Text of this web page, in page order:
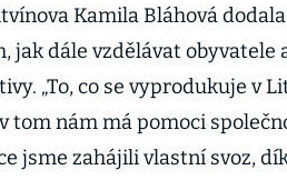
Kamila Bláhová
jak dále vzdělávat obyvatele
„To, co se vyprodukuje v
tom nám má pomoci
jsme zahájili vlastní svoz,